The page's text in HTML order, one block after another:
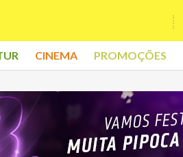
CINEMA PROMOÇÕES